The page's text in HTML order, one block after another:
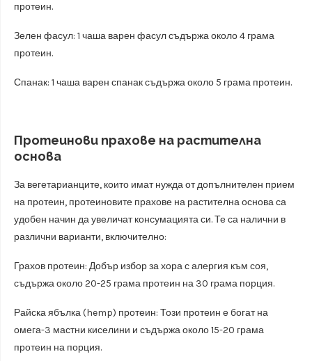
протеин.
Зелен фасул: 1 чаша варен фасул съдържа около 4 грама
протеин.
Спанак: 1 чаша варен спанак съдържа около 5 грама протеин.
Протеинови прахове на растителна
основа
За вегетарианците, които имат нужда от допълнителен прием
на протеин, протеиновите прахове на растителна основа са
удобен начин да увеличат консумацията си. Те са налични в
различни варианти, включително:
Грахов протеин: Добър избор за хора с алергия към соя,
съдържа около 20-25 грама протеин на 30 грама порция.
Райска ябълка (hemp) протеин: Този протеин е богат на
омега-3 мастни киселини и съдържа около 15-20 грама
протеин на порция.